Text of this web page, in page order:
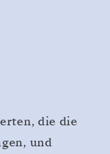
die die
und